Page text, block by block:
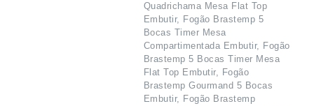
Quadrichama Mesa Flat Top
Embutir, Fogão Brastemp 5
Bocas Timer Mesa
Compartimentada Embutir, Fogão
Brastemp 5 Bocas Timer Mesa
Flat Top Embutir, Fogão
Brastemp Gourmand 5 Bocas
Embutir, Fogão Brastemp